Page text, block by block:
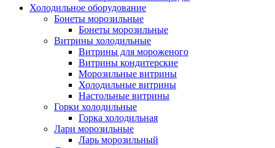
Холодильное оборудование
Бонеты морозильные
Бонеты морозильные
Витрины холодильные
Витрины для мороженого
Витрины кондитерские
Морозильные витрины
Холодильные витрины
Настольные витрины
Горки холодильные
Горка холодильная
Лари морозильные
Ларь морозильный